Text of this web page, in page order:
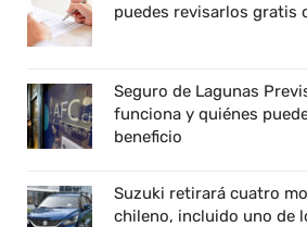
puedes revisarlos gratis
Seguro de Lagunas
funciona y quiénes
beneficio
Suzuki retirará cuatro
chileno, incluido uno de